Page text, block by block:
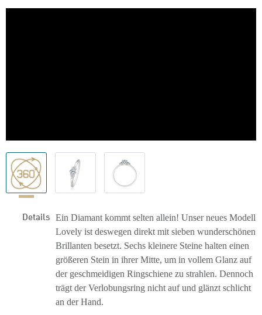
Details Ein Diamant kommt selten allein! Unser neues Modell
Lovely ist deswegen direkt mit sieben wunderschönen
Brillanten besetzt. Sechs kleinere Steine halten einen
größeren Stein in ihrer Mitte, um in vollem Glanz auf
der geschmeidigen Ringschiene zu strahlen. Dennoch
trägt der Verlobungsring nicht auf und glänzt schlicht
an der Hand.